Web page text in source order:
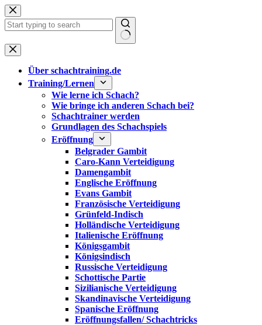
Zum
Inhalt
springen
Keine
Ergebnisse
Über schachtraining.de
Training/Lernen
Wie lerne ich Schach?
Wie bringe ich anderen Schach bei?
Schachtrainer werden
Grundlagen des Schachspiels
Eröffnung
Belgrader Gambit
Caro-Kann Verteidigung
Damengambit
Englische Eröffnung
Evans Gambit
Französische Verteidigung
Grünfeld-Indisch
Holländische Verteidigung
Italienische Eröffnung
Königsgambit
Königsindisch
Russische Verteidigung
Schottische Partie
Sizilianische Verteidigung
Skandinavische Verteidigung
Spanische Eröffnung
Eröffnungsfallen/ Schachtricks